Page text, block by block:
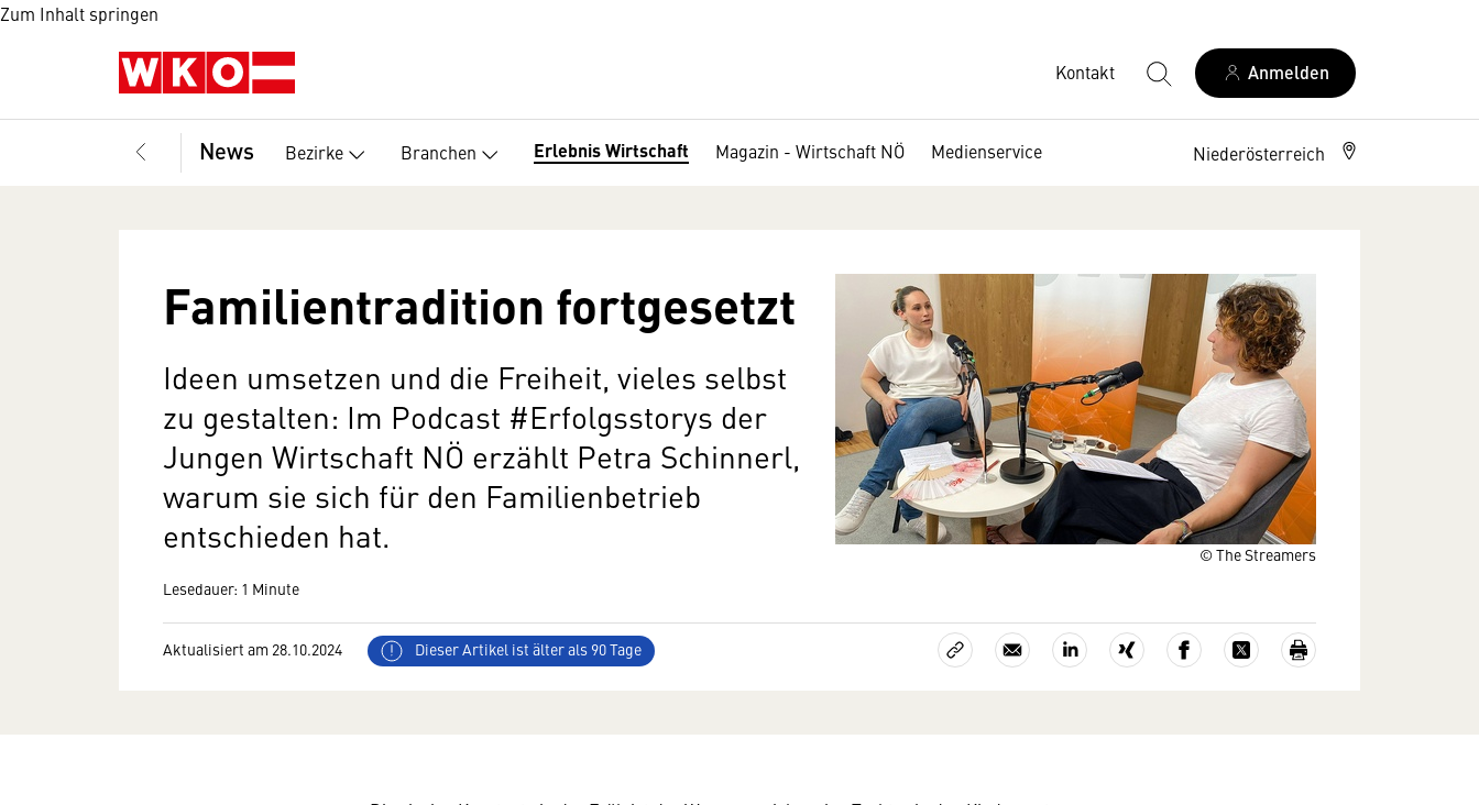
Zum Inhalt springen
Kontakt Anmelden
News Bezirke Branchen Erlebnis Wirtschaft Magazin - Wirtschaft NÖ Medienservice Niederösterreich
© The Streamers
Familientradition fortgesetzt
Ideen umsetzen und die Freiheit, vieles selbst
zu gestalten: Im Podcast #Erfolgsstorys der
Jungen Wirtschaft NÖ erzählt Petra Schinnerl,
warum sie sich für den Familienbetrieb
entschieden hat.
Lesedauer: 1 Minute
Aktualisiert am 28.10.2024 Dieser Artikel ist älter als 90 Tage